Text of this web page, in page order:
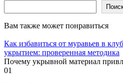
Вам также может понравиться
Как избавиться от муравьев в
укрытием: проверенная методика
Почему укрывной материал
01